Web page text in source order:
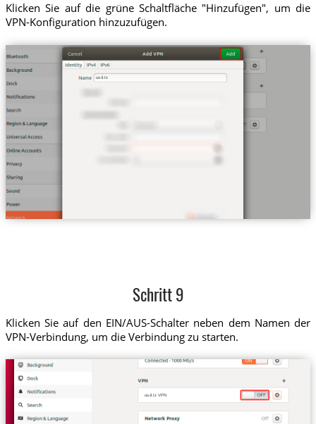
Klicken Sie auf die grüne Schaltfläche "Hinzufügen", um die
VPN-Konfiguration hinzuzufügen.
us-il.tz
Schritt 9
Klicken Sie auf den EIN/AUS-Schalter neben dem Namen der
VPN-Verbindung, um die Verbindung zu starten.
us-il.tz VPN